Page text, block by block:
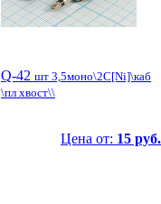
Q-42 шт 3,5моно\2C[Ni]\каб
\пл хвост\\
Цена от: 15 руб.